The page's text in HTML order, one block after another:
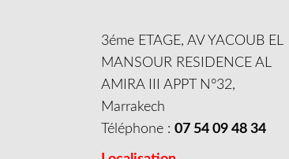
3éme ETAGE, AV YACOUB EL
MANSOUR RESIDENCE AL
AMIRA III APPT N°32,
Marrakech
Téléphone :07 54 09 48 34